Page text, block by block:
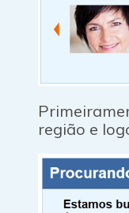
região e